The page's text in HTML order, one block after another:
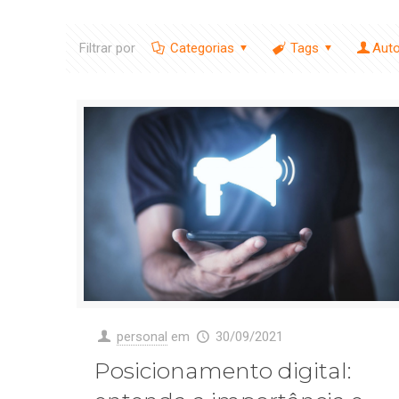
Filtrar por Categorias Tags
personal em 30/09/2021
Posicionamento digital: